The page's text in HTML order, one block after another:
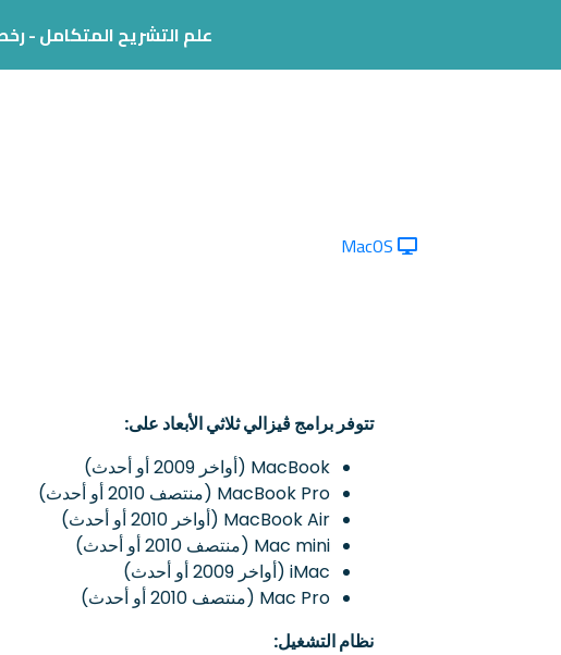
علم التشريح المتكامل -
طالب حرفي
MacOS
تتوفر برامج ڨيزالي ثلاثي الأبعاد على:
MacBook (أواخر 2009 أو أحدث)
MacBook Pro (منتصف 2010 أو أحدث)
MacBook Air (أواخر 2010 أو أحدث)
Mac mini (منتصف 2010 أو أحدث)
iMac (أواخر 2009 أو أحدث)
Mac Pro (منتصف 2010 أو أحدث)
نظام التشغيل: